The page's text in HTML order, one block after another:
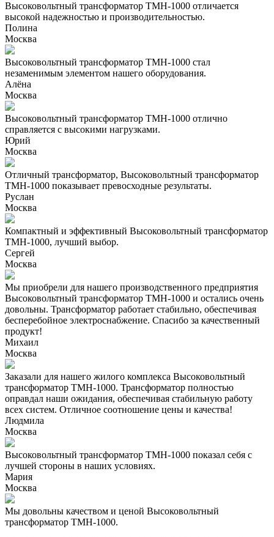
Высоковольтный трансформатор ТМН-1000 отличается
высокой надежностью и производительностью.
Полина
Москва
Высоковольтный трансформатор ТМН-1000 стал
незаменимым элементом нашего оборудования.
Алёна
Москва
Высоковольтный трансформатор ТМН-1000 отлично
справляется с высокими нагрузками.
Юрий
Москва
Отличный трансформатор, Высоковольтный трансформатор
ТМН-1000 показывает превосходные результаты.
Руслан
Москва
Компактный и эффективный Высоковольтный трансформатор
ТМН-1000, лучший выбор.
Сергей
Москва
Мы приобрели для нашего производственного предприятия
Высоковольтный трансформатор ТМН-1000 и остались очень
довольны. Трансформатор работает стабильно, обеспечивая
бесперебойное электроснабжение. Спасибо за качественный
продукт!
Михаил
Москва
Заказали для нашего жилого комплекса Высоковольтный
трансформатор ТМН-1000. Трансформатор полностью
оправдал наши ожидания, обеспечивая стабильную работу
всех систем. Отличное соотношение цены и качества!
Людмила
Москва
Высоковольтный трансформатор ТМН-1000 показал себя с
лучшей стороны в наших условиях.
Мария
Москва
Мы довольны качеством и ценой Высоковольтный
трансформатор ТМН-1000.